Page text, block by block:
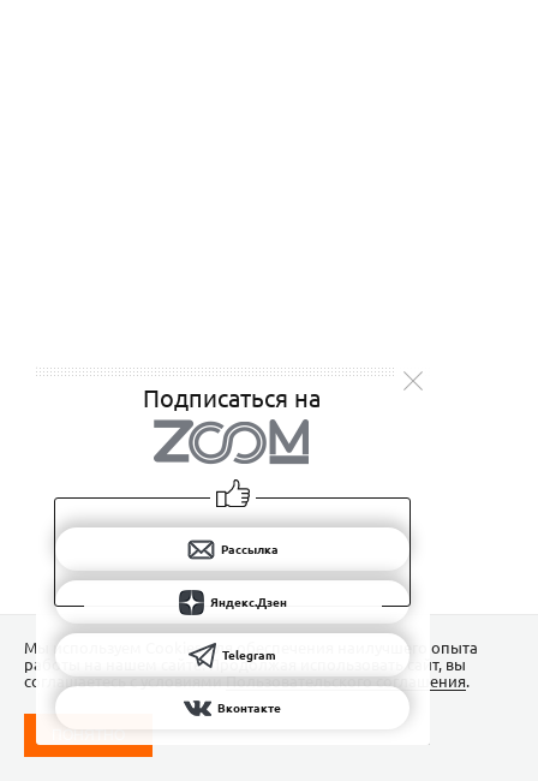
Подписаться на
Рассылка
Яндекс.Дзен
Telegram
Вконтакте
Мы используем Сookies для обеспечения наилучшего опыта
работы на нашем сайте. Продолжая использовать сайт, вы
соглашаетесь с условиямиПользовательского соглашения.
ПОНЯТНО